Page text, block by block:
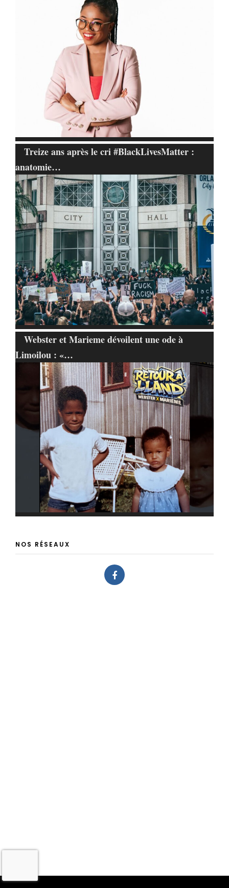
Treize ans après le cri #BlackLivesMatter :
anatomie…
Webster et Marieme dévoilent une ode à
Limoilou : «…
NOS RÉSEAUX